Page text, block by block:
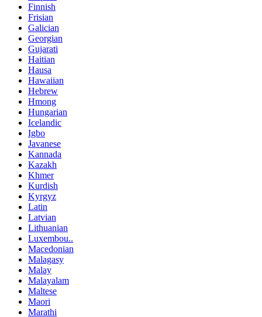
Finnish
Frisian
Galician
Georgian
Gujarati
Haitian
Hausa
Hawaiian
Hebrew
Hmong
Hungarian
Icelandic
Igbo
Javanese
Kannada
Kazakh
Khmer
Kurdish
Kyrgyz
Latin
Latvian
Lithuanian
Luxembou..
Macedonian
Malagasy
Malay
Malayalam
Maltese
Maori
Marathi